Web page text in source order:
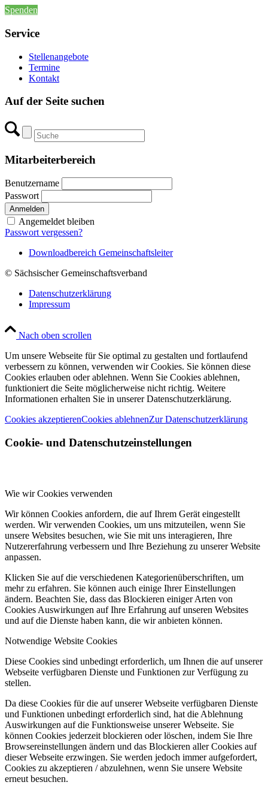
Spenden
Service
Stellenangebote
Termine
Kontakt
Auf der Seite suchen
Mitarbeiterbereich
Benutzername
Passwort
Angemeldet bleiben
Passwort vergessen?
Downloadbereich Gemeinschaftsleiter
© Sächsischer Gemeinschaftsverband
Datenschutzerklärung
Impressum
Nach oben scrollen
Um unsere Webseite für Sie optimal zu gestalten und fortlaufend
verbessern zu können, verwenden wir Cookies. Sie können diese
Cookies erlauben oder ablehnen. Wenn Sie Cookies ablehnen,
funktioniert die Seite möglicherweise nicht richtig. Weitere
Informationen erhalten Sie in unserer Datenschutzerklärung.
Cookies akzeptierenCookies ablehnenZur Datenschutzerklärung
Cookie- und Datenschutzeinstellungen
Wie wir Cookies verwenden
Wir können Cookies anfordern, die auf Ihrem Gerät eingestellt
werden. Wir verwenden Cookies, um uns mitzuteilen, wenn Sie
unsere Websites besuchen, wie Sie mit uns interagieren, Ihre
Nutzererfahrung verbessern und Ihre Beziehung zu unserer Website
anpassen.
Klicken Sie auf die verschiedenen Kategorienüberschriften, um
mehr zu erfahren. Sie können auch einige Ihrer Einstellungen
ändern. Beachten Sie, dass das Blockieren einiger Arten von
Cookies Auswirkungen auf Ihre Erfahrung auf unseren Websites
und auf die Dienste haben kann, die wir anbieten können.
Notwendige Website Cookies
Diese Cookies sind unbedingt erforderlich, um Ihnen die auf unserer
Webseite verfügbaren Dienste und Funktionen zur Verfügung zu
stellen.
Da diese Cookies für die auf unserer Webseite verfügbaren Dienste
und Funktionen unbedingt erforderlich sind, hat die Ablehnung
Auswirkungen auf die Funktionsweise unserer Webseite. Sie
können Cookies jederzeit blockieren oder löschen, indem Sie Ihre
Browsereinstellungen ändern und das Blockieren aller Cookies auf
dieser Webseite erzwingen. Sie werden jedoch immer aufgefordert,
Cookies zu akzeptieren / abzulehnen, wenn Sie unsere Website
erneut besuchen.